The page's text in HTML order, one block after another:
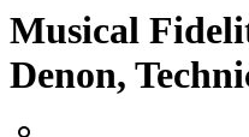
Musical
Denon,